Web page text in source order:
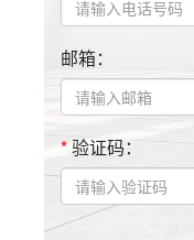
邮箱：
*验证码：